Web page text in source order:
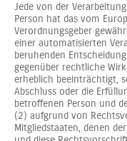
Jede von der
Person hat das vom
Verordnungsgeber
einer automatisierten
beruhenden
gegenüber rechtliche
erheblich beeinträchtigt,
Abschluss oder die
betroffenen Person und
(2) aufgrund von
Mitgliedstaaten, denen